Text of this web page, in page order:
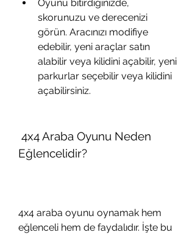
Oyunu bitirdiğinizde,
skorunuzu ve derecenizi
görün. Aracınızı modifiye
edebilir, yeni araçlar satın
alabilir veya kilidini açabilir, yeni
parkurlar seçebilir veya kilidini
açabilirsiniz.
Eğlencelidir?
4x4 araba oyunu oynamak hem
eğlenceli hem de faydalıdır. İşte bu